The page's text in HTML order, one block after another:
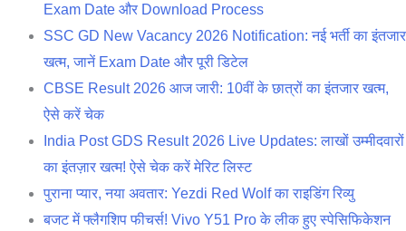
Exam Date और Download Process
SSC GD New Vacancy 2026 Notification: नई भर्ती का इंतजार
खत्म, जानें Exam Date और पूरी डिटेल
CBSE Result 2026 आज जारी: 10वीं के छात्रों का इंतजार खत्म,
ऐसे करें चेक
India Post GDS Result 2026 Live Updates: लाखों उम्मीदवारों
का इंतज़ार खत्म! ऐसे चेक करें मेरिट लिस्ट
पुराना प्यार, नया अवतार: Yezdi Red Wolf का राइडिंग रिव्यु
बजट में फ्लैगशिप फीचर्स! Vivo Y51 Pro के लीक हुए स्पेसिफिकेशन